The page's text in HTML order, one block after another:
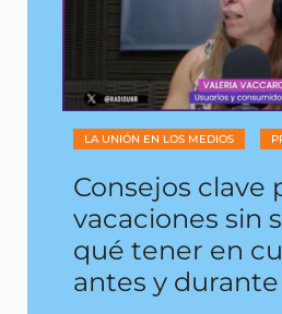
LA UNIÓN EN LOS MEDIOS
Consejos clave
vacaciones sin
qué tener en
antes y